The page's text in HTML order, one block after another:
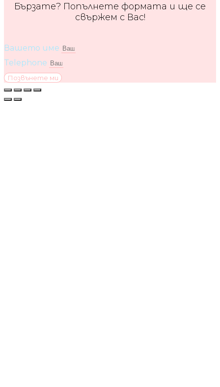
Бързате? Попълнете формата и ще се
свържем с Вас!
Вашето име
Telephone
Позвънете ми